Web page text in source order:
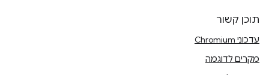
תוכן קשור
עדכוני Chromium
מקרים לדוגמה